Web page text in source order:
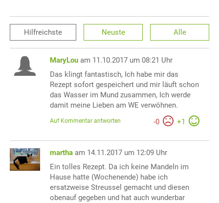
Hilfreichste Neuste Alle
MaryLou am 11.10.2017 um 08:21 Uhr
Das klingt fantastisch, Ich habe mir das
Rezept sofort gespeichert und mir läuft schon
das Wasser im Mund zusammen, Ich werde
damit meine Lieben am WE verwöhnen.
-0 +1
Auf Kommentar antworten
martha am 14.11.2017 um 12:09 Uhr
Ein tolles Rezept. Da ich keine Mandeln im
Hause hatte (Wochenende) habe ich
ersatzweise Streussel gemacht und diesen
obenauf gegeben und hat auch wunderbar